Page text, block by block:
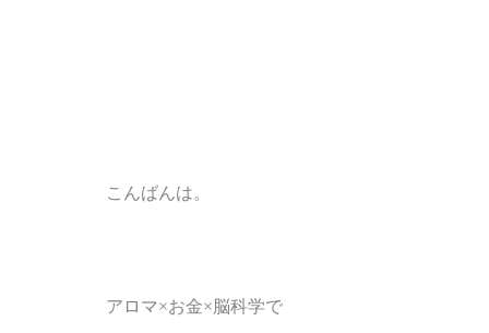
こんばんは。
アロマ×お金× 脳科学で